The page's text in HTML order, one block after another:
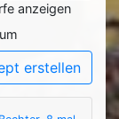
anzeigen
erstellen